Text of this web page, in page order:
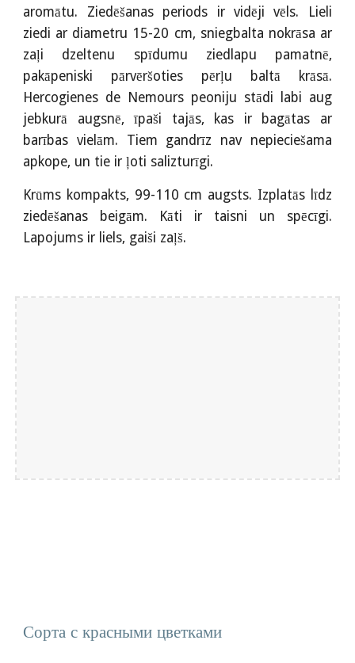
aromātu. Ziedēšanas periods ir vidēji vēls. Lieli
ziedi ar diametru 15-20 cm, sniegbalta nokrāsa ar
zaļi dzeltenu spīdumu ziedlapu pamatnē,
pakāpeniski pārvēršoties pērļu baltā krāsā.
Hercogienes de Nemours peoniju stādi labi aug
jebkurā augsnē, īpaši tajās, kas ir bagātas ar
barības vielām. Tiem gandrīz nav nepieciešama
apkope, un tie ir ļoti salizturīgi.
Krūms kompakts, 99-110 cm augsts. Izplatās līdz
ziedēšanas beigām. Kāti ir taisni un spēcīgi.
Lapojums ir liels, gaiši zaļš.
Сорта с красными цветками